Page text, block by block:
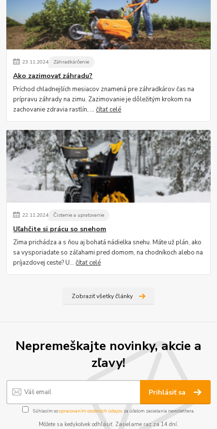
23.11.2024 Záhradkárčenie
Ako zazimovať záhradu?
Príchod chladnejších mesiacov znamená pre záhradkárov čas na
prípravu záhrady na zimu. Zazimovanie je dôležitým krokom na
zachovanie zdravia rastlín, ...čítať celé
22.11.2024 Čistenie a upratovanie
Uľahčite si prácu so snehom
Zima prichádza a s ňou aj bohatá nádielka snehu. Máte už plán, ako
sa vysporiadate so záľahami pred domom, na chodníkoch alebo na
príjazdovej ceste? U...čítať celé
Zobraziť všetky články
Nepremeškajte novinky, akcie a
zľavy!
Prihlásiť sa
Súhlasím sospracovaním osobných údajov za účelom zasielania newslettera.
Môžete sa kedykoľvek odhlásiť. Zasielame raz za 14 dní.